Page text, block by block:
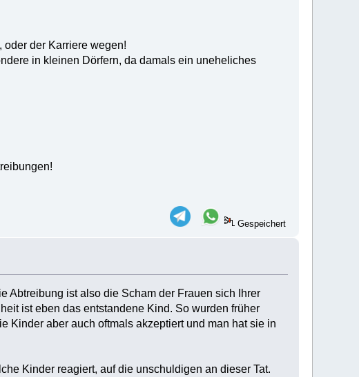
oder der Karriere wegen!
in kleinen Dörfern, da damals ein uneheliches
Gespeichert
Abtreibung ist also die Scham der Frauen sich Ihrer
ist eben das entstandene Kind. So wurden früher
Kinder aber auch oftmals akzeptiert und man hat sie in
Kinder reagiert, auf die unschuldigen an dieser Tat.